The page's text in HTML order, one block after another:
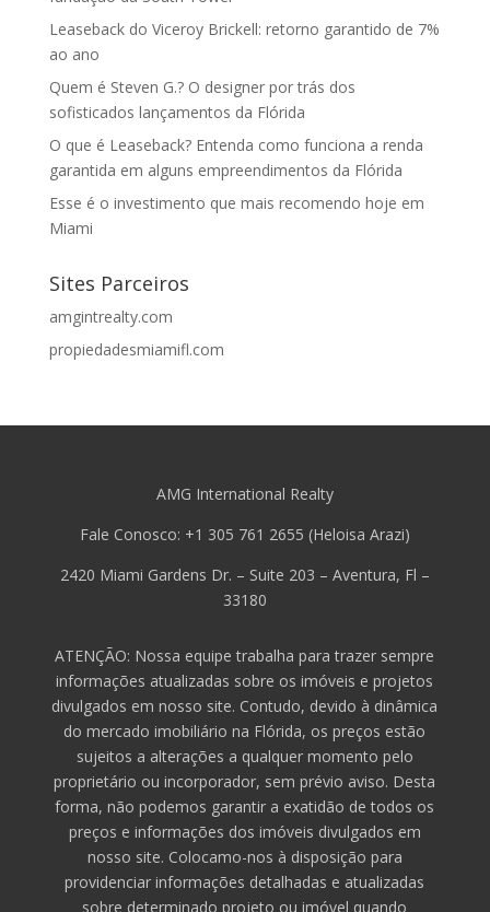
Leaseback do Viceroy Brickell: retorno garantido de 7%
ao ano
Quem é Steven G.? O designer por trás dos
sofisticados lançamentos da Flórida
O que é Leaseback? Entenda como funciona a renda
garantida em alguns empreendimentos da Flórida
Esse é o investimento que mais recomendo hoje em
Miami
Sites Parceiros
amgintrealty.com
propiedadesmiamifl.com
AMG International Realty
Fale Conosco: +1 305 761 2655 (Heloisa Arazi)
2420 Miami Gardens Dr. – Suite 203 – Aventura, Fl –
33180
ATENÇÃO: Nossa equipe trabalha para trazer sempre
informações atualizadas sobre os imóveis e projetos
divulgados em nosso site. Contudo, devido à dinâmica
do mercado imobiliário na Flórida, os preços estão
sujeitos a alterações a qualquer momento pelo
proprietário ou incorporador, sem prévio aviso. Desta
forma, não podemos garantir a exatidão de todos os
preços e informações dos imóveis divulgados em
nosso site. Colocamo-nos à disposição para
providenciar informações detalhadas e atualizadas
sobre determinado projeto ou imóvel quando